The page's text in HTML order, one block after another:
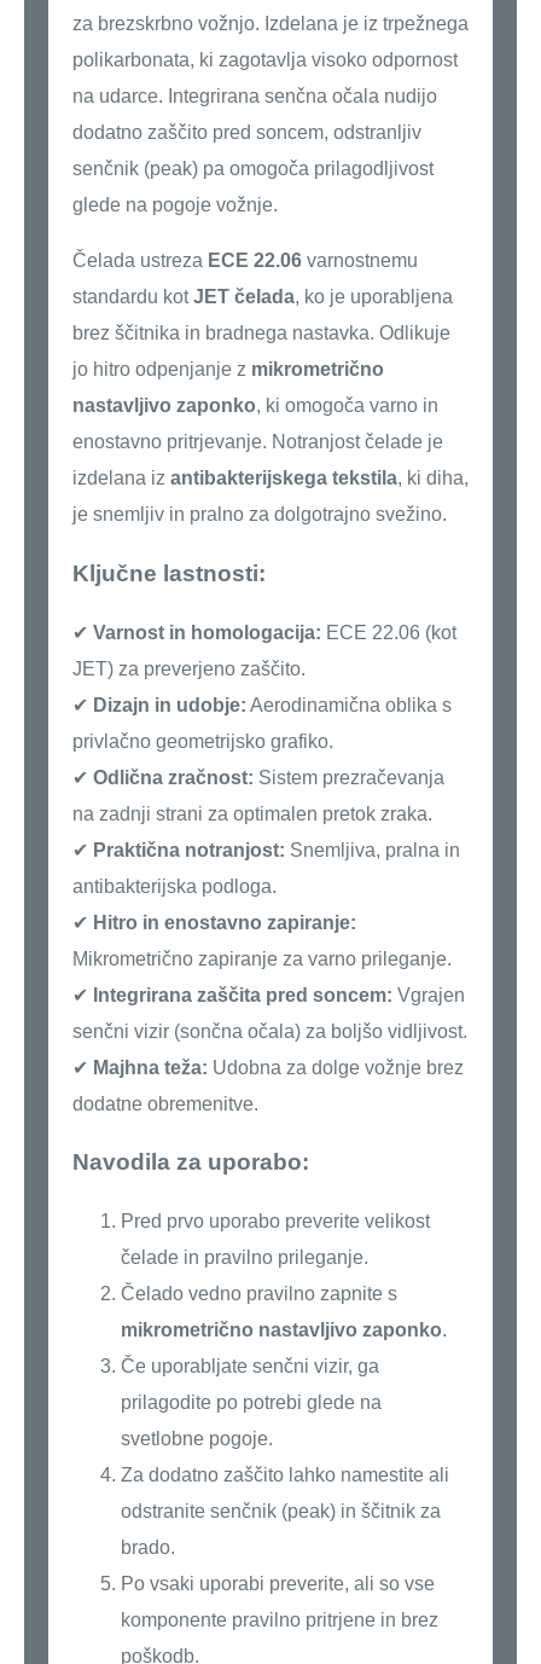
za brezskrbno vožnjo. Izdelana je iz trpežnega
polikarbonata, ki zagotavlja visoko odpornost
na udarce. Integrirana senčna očala nudijo
dodatno zaščito pred soncem, odstranljiv
senčnik (peak) pa omogoča prilagodljivost
glede na pogoje vožnje.
Čelada ustreza ECE 22.06 varnostnemu
standardu kotJET čelada, ko je uporabljena
brez ščitnika in bradnega nastavka. Odlikuje
jo hitro odpenjanje z mikrometrično
nastavljivo zaponko, ki omogoča varno in
enostavno pritrjevanje. Notranjost čelade je
izdelana iz antibakterijskega tekstila, ki diha,
je snemljiv in pralno za dolgotrajno svežino.
Ključne lastnosti:
✔ Varnost in homologacija: ECE 22.06 (kot
JET) za preverjeno zaščito.
✔ Dizajn in udobje: Aerodinamična oblika s
privlačno geometrijsko grafiko.
✔ Odlična zračnost: Sistem prezračevanja
na zadnji strani za optimalen pretok zraka.
✔ Praktična notranjost: Snemljiva, pralna in
antibakterijska podloga.
✔ Hitro in enostavno zapiranje:
Mikrometrično zapiranje za varno prileganje.
✔ Integrirana zaščita pred soncem: Vgrajen
senčni vizir (sončna očala) za boljšo vidljivost.
✔ Majhna teža: Udobna za dolge vožnje brez
dodatne obremenitve.
Navodila za uporabo:
Pred prvo uporabo preverite velikost
čelade in pravilno prileganje.
Čelado vedno pravilno zapnite s
mikrometrično nastavljivo zaponko.
Če uporabljate senčni vizir, ga
prilagodite po potrebi glede na
svetlobne pogoje.
Za dodatno zaščito lahko namestite ali
odstranite senčnik (peak) in ščitnik za
brado.
Po vsaki uporabi preverite, ali so vse
komponente pravilno pritrjene in brez
poškodb.